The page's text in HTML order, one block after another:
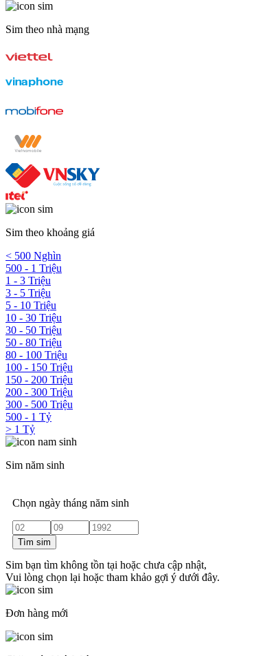
Sim theo nhà mạng
Sim theo khoảng giá
< 500 Nghìn
500 - 1 Triệu
1 - 3 Triệu
3 - 5 Triệu
5 - 10 Triệu
10 - 30 Triệu
30 - 50 Triệu
50 - 80 Triệu
80 - 100 Triệu
100 - 150 Triệu
150 - 200 Triệu
200 - 300 Triệu
300 - 500 Triệu
500 - 1 Tỷ
> 1 Tỷ
Sim năm sinh
Chọn ngày tháng năm sinh
Tìm sim
Sim bạn tìm không tồn tại hoặc chưa cập nhật,
Vui lòng chọn lại hoặc tham khảo gợi ý dưới đây.
Đơn hàng mới